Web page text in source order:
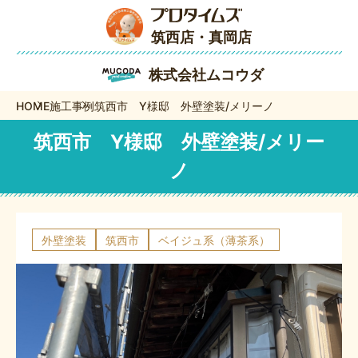
筑西店・真岡店
株式会社ムコウダ
HOME施工事例筑西市 Y様邸 外壁塗装/メリーノ
筑西市 Y様邸 外壁塗装/メリー
ノ
外壁塗装 筑西市 ベイジュ系（薄茶系）